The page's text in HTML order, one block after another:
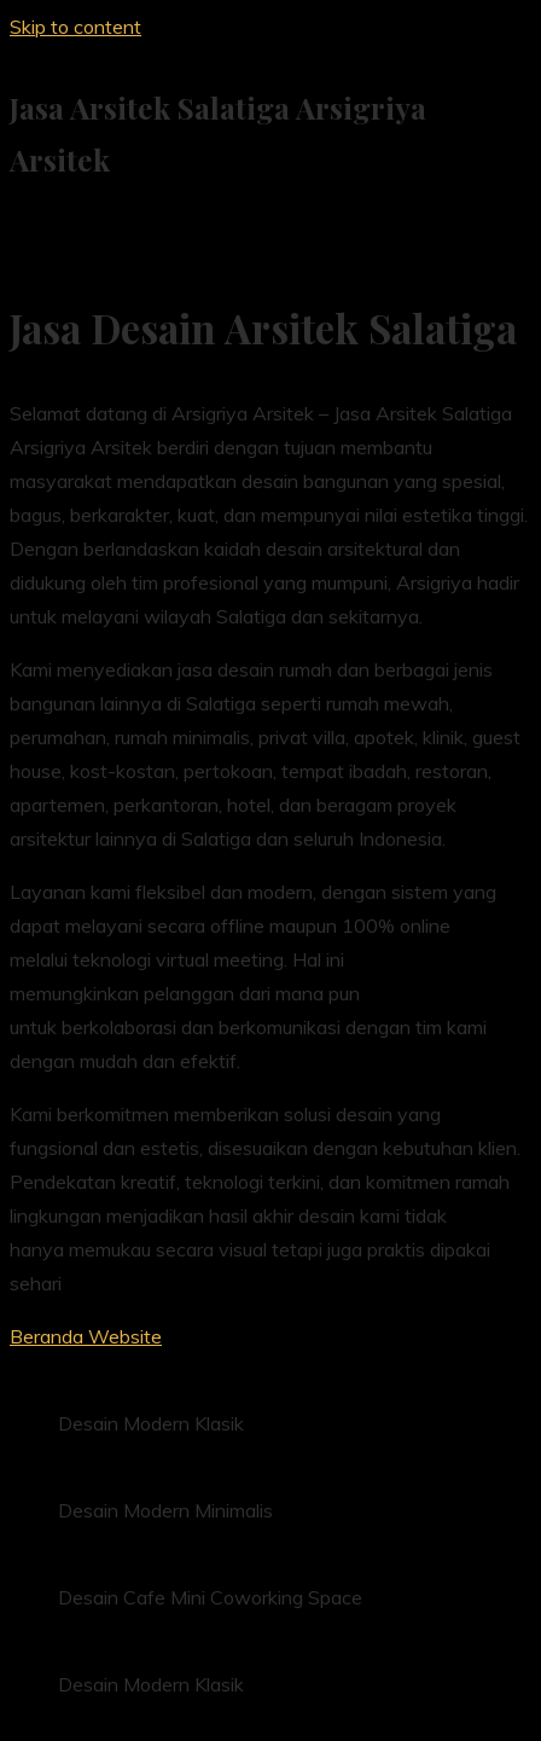
Skip to content
Jasa Arsitek Salatiga Arsigriya
Arsitek
Jasa Desain Arsitek Salatiga
Selamat datang di Arsigriya Arsitek – Jasa Arsitek Salatiga
Arsigriya Arsitek berdiri dengan tujuan membantu
masyarakat mendapatkan desain bangunan yang spesial,
bagus, berkarakter, kuat, dan mempunyai nilai estetika tinggi.
Dengan berlandaskan kaidah desain arsitektural dan
didukung oleh tim profesional yang mumpuni, Arsigriya hadir
untuk melayani wilayah Salatiga dan sekitarnya.
Kami menyediakan jasa desain rumah dan berbagai jenis
bangunan lainnya di Salatiga seperti rumah mewah,
perumahan, rumah minimalis, privat villa, apotek, klinik, guest
house, kost-kostan, pertokoan, tempat ibadah, restoran,
apartemen, perkantoran, hotel, dan beragam proyek
arsitektur lainnya di Salatiga dan seluruh Indonesia.
Layanan kami fleksibel dan modern, dengan sistem yang
dapat melayani secara offline maupun 100% online
melalui teknologi virtual meeting. Hal ini
memungkinkan pelanggan dari mana pun
untuk berkolaborasi dan berkomunikasi dengan tim kami
dengan mudah dan efektif.
Kami berkomitmen memberikan solusi desain yang
fungsional dan estetis, disesuaikan dengan kebutuhan klien.
Pendekatan kreatif, teknologi terkini, dan komitmen ramah
lingkungan menjadikan hasil akhir desain kami tidak
hanya memukau secara visual tetapi juga praktis dipakai
sehari
Beranda Website
Desain Modern Klasik
Desain Modern Minimalis
Desain Cafe Mini Coworking Space
Desain Modern Klasik